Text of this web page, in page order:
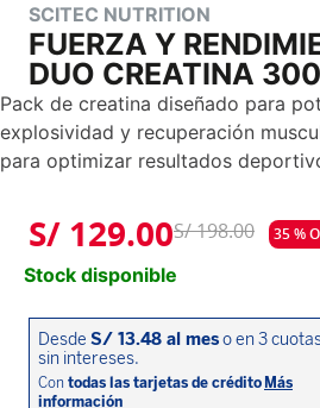
SCITEC NUTRITION
FUERZA Y
DUO CREATINA
Pack de creatina diseñado para
explosividad y recuperación
para optimizar resultados
S/ 129.00S/198.00 35 %
Stock disponible